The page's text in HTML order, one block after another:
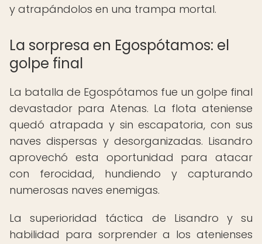
y atrapándolos en una trampa mortal.
La sorpresa en Egospótamos: el
golpe final
La batalla de Egospótamos fue un golpe final
devastador para Atenas. La flota ateniense
quedó atrapada y sin escapatoria, con sus
naves dispersas y desorganizadas. Lisandro
aprovechó esta oportunidad para atacar
con ferocidad, hundiendo y capturando
numerosas naves enemigas.
La superioridad táctica de Lisandro y su
habilidad para sorprender a los atenienses